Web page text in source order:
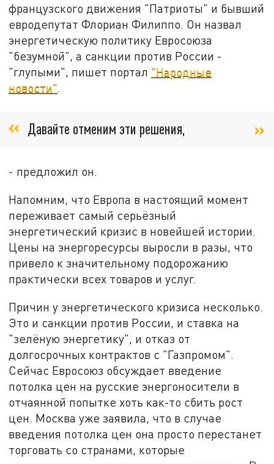
французского движения "Патриоты" и бывший
евродепутат Флориан Филиппо. Он назвал
энергетическую политику Евросоюза
"безумной", а санкции против России -
"глупыми", пишет портал "Народные
новости".
Давайте отменим эти решения,
- предложил он.
Напомним, что Европа в настоящий момент
переживает самый серьёзный
энергетический кризис в новейшей истории.
Цены на энергоресурсы выросли в разы, что
привело к значительному подорожанию
практически всех товаров и услуг.
Причин у энергетического кризиса несколько.
Это и санкции против России, и ставка на
"зелёную энергетику", и отказ от
долгосрочных контрактов с "Газпромом".
Сейчас Евросоюз обсуждает введение
потолка цен на русские энергоносители в
отчаянной попытке хоть как-то сбить рост
цен. Москва уже заявила, что в случае
введения потолка цен она просто перестанет
торговать со странами, которые